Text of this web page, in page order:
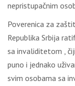
nepristupačnim
Poverenica za
Republika Srbija
sa invaliditetom ,
puno i jednako
svim osobama sa